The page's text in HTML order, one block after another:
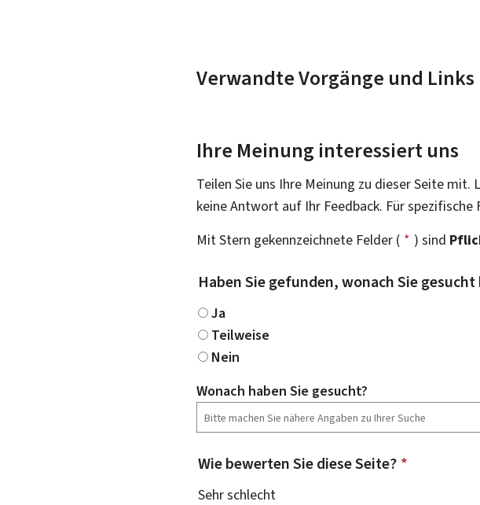
Verwandte Vorgänge und Links
Ihre Meinung interessiert uns
Teilen Sie uns Ihre Meinung zu dieser Seite mit.
keine Antwort auf Ihr Feedback. Für
Mit Stern gekennzeichnete Felder ( * ) sind
Haben Sie gefunden, wonach Sie gesucht
Ja
Teilweise
Nein
Wonach haben Sie gesucht?
Wie bewerten Sie diese Seite? *
Sehr schlecht